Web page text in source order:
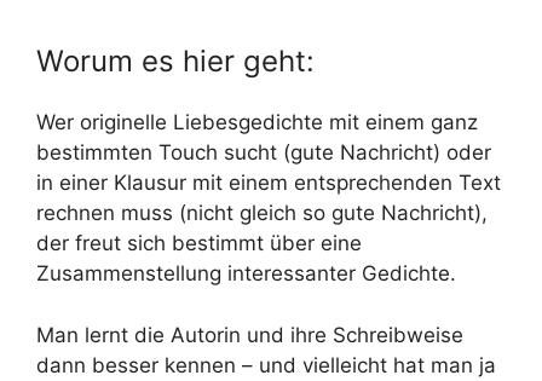
Worum es hier geht:
Wer originelle Liebesgedichte mit einem ganz
bestimmten Touch sucht (gute Nachricht) oder
in einer Klausur mit einem entsprechenden Text
rechnen muss (nicht gleich so gute Nachricht),
der freut sich bestimmt über eine
Zusammenstellung interessanter Gedichte.
Man lernt die Autorin und ihre Schreibweise
dann besser kennen – und vielleicht hat man ja